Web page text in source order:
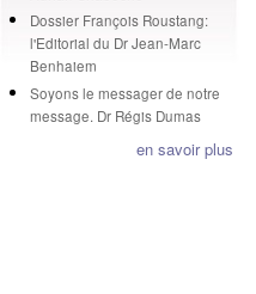
Dossier François Roustang:
l'Editorial du Dr Jean-Marc
Benhaiem
Soyons le messager de notre
message. Dr Régis Dumas
en savoir plus